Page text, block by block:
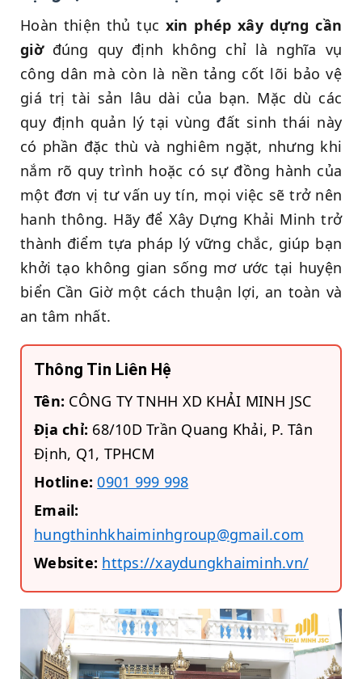
Hoàn thiện thủ tục xin phép xây dựng cần
giờđúng quy định không chỉ là nghĩa vụ
công dân mà còn là nền tảng cốt lõi bảo vệ
giá trị tài sản lâu dài của bạn. Mặc dù các
quy định quản lý tại vùng đất sinh thái này
có phần đặc thù và nghiêm ngặt, nhưng khi
nắm rõ quy trình hoặc có sự đồng hành của
một đơn vị tư vấn uy tín, mọi việc sẽ trở nên
hanh thông. Hãy để Xây Dựng Khải Minh trở
thành điểm tựa pháp lý vững chắc, giúp bạn
khởi tạo không gian sống mơ ước tại huyện
biển Cần Giờ một cách thuận lợi, an toàn và
an tâm nhất.
Thông Tin Liên Hệ
Tên: CÔNG TY TNHH XD KHẢI MINH JSC
Địa chỉ: 68/10D Trần Quang Khải, P. Tân
Định, Q1, TPHCM
Hotline: 0901 999 998
Email:
hungthinhkhaiminhgroup@gmail.com
Website: https://xaydungkhaiminh.vn/